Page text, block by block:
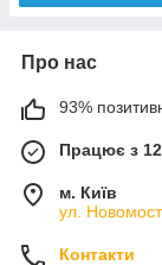
Про нас
93%
Працює з
м. Київ
ул.
Контакти